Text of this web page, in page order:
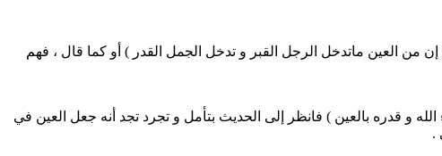
العين ماتدخل الرجل القبر و تدخل الجمل القدر ) أو كما قال ، فهم
و قدره بالعين ) فانظر إلى الحديث بتأمل و تجرد تجد أنه جعل العين في
.